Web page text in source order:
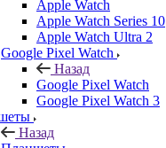
Apple Watch
Apple Watch Series 10
Apple Watch Ultra 2
Google Pixel Watch
Назад
Google Pixel Watch
Google Pixel Watch 3
Назад